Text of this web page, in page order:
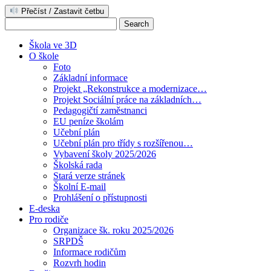
Přečíst / Zastavit četbu
Škola ve 3D
O škole
Foto
Základní informace
Projekt „Rekonstrukce a modernizace…
Projekt Sociální práce na základních…
Pedagogičtí zaměstnanci
EU peníze školám
Učební plán
Učební plán pro třídy s rozšířenou…
Vybavení školy 2025/2026
Školská rada
Stará verze stránek
Školní E-mail
Prohlášení o přístupnosti
E-deska
Pro rodiče
Organizace šk. roku 2025/2026
SRPDŠ
Informace rodičům
Rozvrh hodin